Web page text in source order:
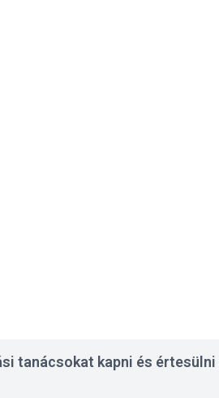
tanácsokat kapni és értesülni